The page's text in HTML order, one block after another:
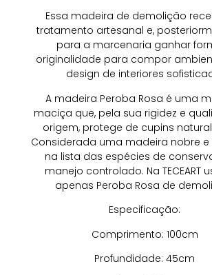
Essa madeira de demolição
tratamento artesanal e,
para a marcenaria ganhar
originalidade para compor
design de interiores
A madeira Peroba Rosa é uma
maciça que, pela sua rigidez e
origem, protege de cupins
Considerada uma madeira nobre e
na lista das espécies de
manejo controlado. Na TECEART
apenas Peroba Rosa de
Especificação:
Comprimento: 100cm
Profundidade: 45cm